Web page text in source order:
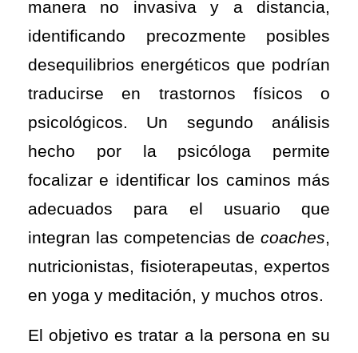
manera no invasiva y a distancia,
identificando precozmente posibles
desequilibrios energéticos que podrían
traducirse en trastornos físicos o
psicológicos. Un segundo análisis
hecho por la psicóloga permite
focalizar e identificar los caminos más
adecuados para el usuario que
integran las competencias de coaches
nutricionistas, fisioterapeutas, expertos
en yoga y meditación, y muchos otros.
El objetivo es tratar a la persona en su